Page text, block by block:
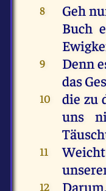
8 Geh
Buch
9 Denn
das
10 die zu
uns
11 Weicht
12 Darum,